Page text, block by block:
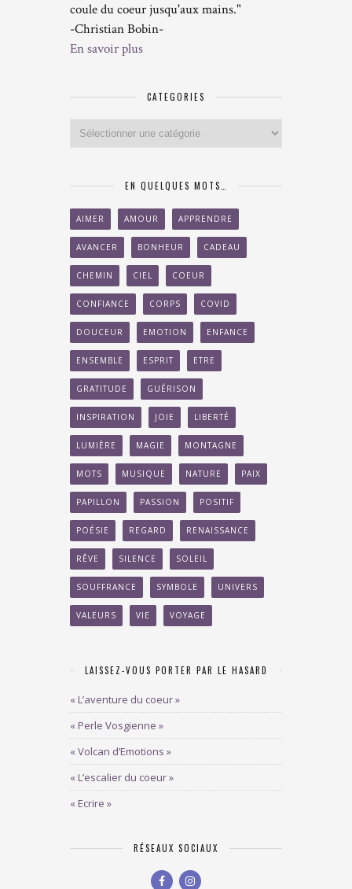
coule du coeur jusqu'aux mains."
-Christian Bobin-
En savoir plus
CATEGORIES
Categories
EN QUELQUES MOTS…
AIMER AMOUR APPRENDRE
AVANCER BONHEUR CADEAU
CHEMIN CIEL COEUR
CONFIANCE CORPS COVID
DOUCEUR EMOTION ENFANCE
ENSEMBLE ESPRIT ETRE
GRATITUDE GUÉRISON
INSPIRATION JOIE LIBERTÉ
LUMIÈRE MAGIE MONTAGNE
MOTS MUSIQUE NATURE PAIX
PAPILLON PASSION POSITIF
POÉSIE REGARD RENAISSANCE
RÊVE SILENCE SOLEIL
SOUFFRANCE SYMBOLE UNIVERS
VALEURS VIE VOYAGE
LAISSEZ-VOUS PORTER PAR LE HASARD
« L’aventure du coeur »
« Perle Vosgienne »
« Volcan d’Emotions »
« L’escalier du coeur »
« Ecrire »
RÉSEAUX SOCIAUX